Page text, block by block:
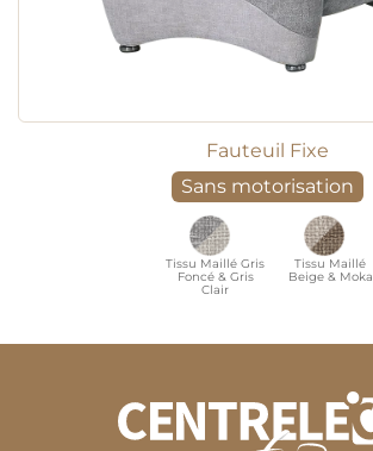
Fauteuil Fixe
Sans motorisation
Tissu Maillé Gris
Foncé & Gris
Clair
Tissu Maillé
Beige & Moka